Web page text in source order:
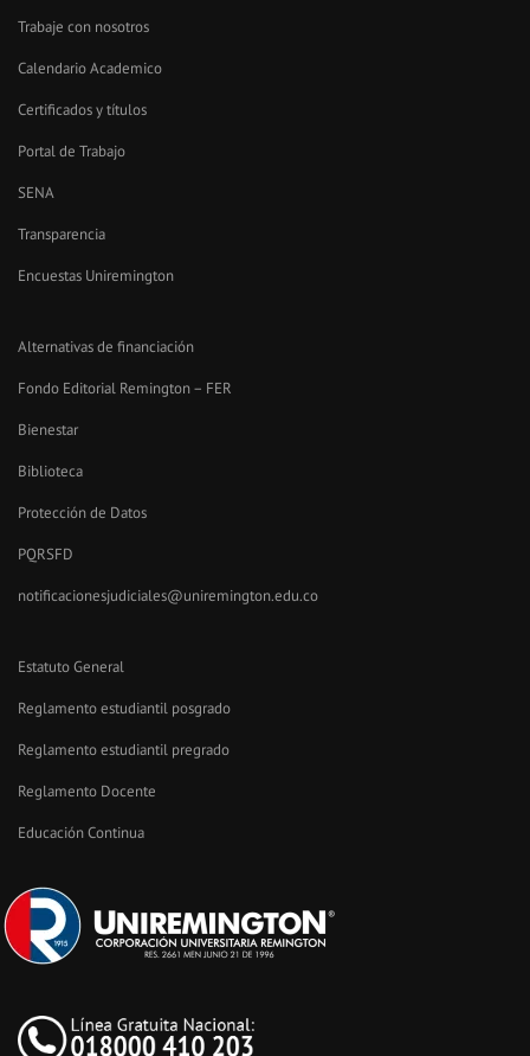
Trabaje con nosotros
Calendario Academico
Certificados y títulos
Portal de Trabajo
SENA
Transparencia
Encuestas Uniremington
Alternativas de financiación
Fondo Editorial Remington – FER
Bienestar
Biblioteca
Protección de Datos
PQRSFD
notificacionesjudiciales@uniremington.edu.co
Estatuto General
Reglamento estudiantil posgrado
Reglamento estudiantil pregrado
Reglamento Docente
Educación Continua